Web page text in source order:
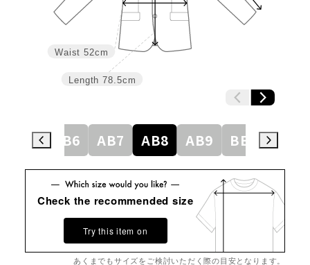
Length 78.5cm
Waist 52cm
AB6 AB7 AB8 AB9 BE3
Check the recommended size
Try this item on
あくまでもサイズをご検討いただく際の目安となります。